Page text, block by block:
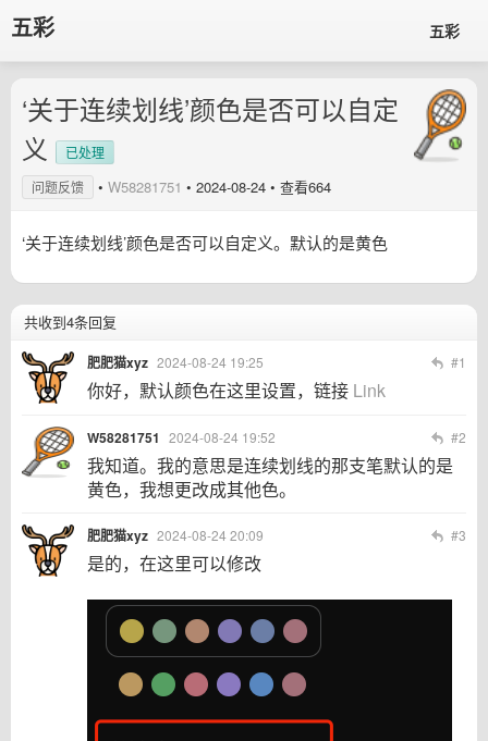
五彩 五彩
‘关于连续划线’颜色是否可以自定
义
已处理
问题反馈
• W58281751 • 2024-08-24 • 查看664
‘关于连续划线’颜色是否可以自定义。默认的是黄色
共收到4条回复
肥肥猫xyz 2024-08-24 19:25 #1
你好，默认颜色在这里设置，链接 Link
W58281751 2024-08-24 19:52 #2
我知道。我的意思是连续划线的那支笔默认的是
黄色，我想更改成其他色。
肥肥猫xyz 2024-08-24 20:09 #3
是的，在这里可以修改